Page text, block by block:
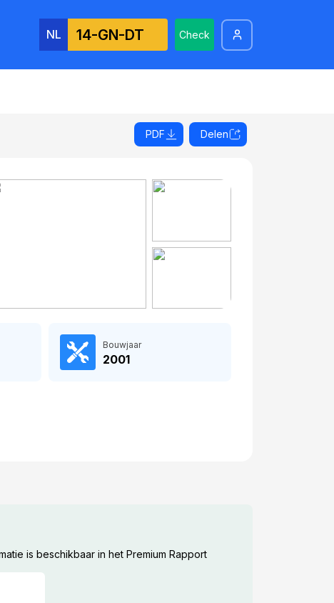
NL Check
PDF Delen
Bouwjaar
2001
is beschikbaar in het Premium Rapport